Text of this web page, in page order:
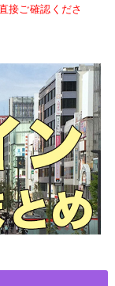
接ご確認くださ